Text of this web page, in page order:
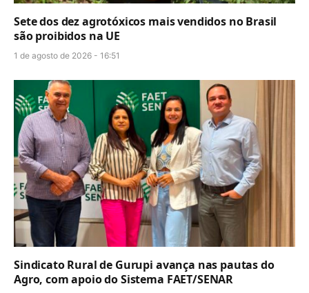
Sete dos dez agrotóxicos mais vendidos no Brasil
são proibidos na UE
1 de agosto de 2026 - 16:51
Sindicato Rural de Gurupi avança nas pautas do
Agro, com apoio do Sistema FAET/SENAR